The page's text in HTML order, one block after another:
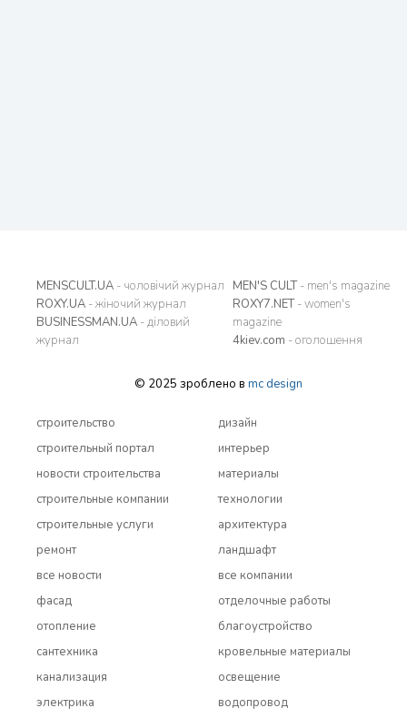
MENSCULT.UA - чоловічий журнал
ROXY.UA - жіночий журнал
BUSINESSMAN.UA - діловий
журнал
MEN'S CULT- men's magazine
ROXY7.NET- women's
magazine
4kiev.com - оголошення
© 2025 зроблено в mc design
строительство
строительный портал
новости строительства
строительные компании
строительные услуги
ремонт
все новости
дизайн
интерьер
материалы
технологии
архитектура
ландшафт
все компании
фасад
отопление
сантехника
канализация
электрика
отделочные работы
благоустройство
кровельные материалы
освещение
водопровод